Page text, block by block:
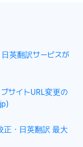
日英翻訳サービスが
ブサイトURL変更の
正・日英翻訳 最大